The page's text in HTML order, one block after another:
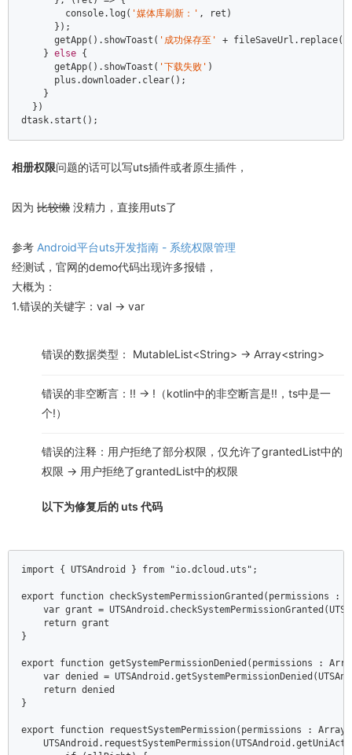
console.log( '媒体库刷新：' , ret)
​      });
​      getApp().showToast( '成功保存至' + fileSaveUrl.replace(
​    } else {
​      getApp().showToast( '下载失败' )
​      plus.downloader.clear();
​    }
  })
dtask.start();
相册权限问题的话可以写uts插件或者原生插件，
因为 比较懒 没精力，直接用uts了
参考 Android平台uts开发指南 - 系统权限管理
经测试，官网的demo代码出现许多报错，
大概为：
1.错误的关键字：val -> var
错误的数据类型： MutableList<String> -> Array<string>
错误的非空断言：!! -> !（kotlin中的非空断言是!!，ts中是一
个!）
错误的注释：用户拒绝了部分权限，仅允许了grantedList中的
权限 -> 用户拒绝了grantedList中的权限
以下为修复后的 uts 代码
import { UTSAndroid } from "io.dcloud.uts";
export function
var grant =
    return grant
}
export function getSystemPermissionDenied(permissions :
var denied =
    return denied
}
export function requestSystemPermission(permissions :